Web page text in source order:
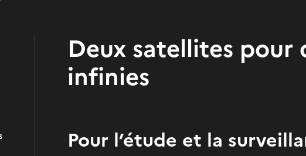
Deux satellites pour
infinies
Pour l’étude et la